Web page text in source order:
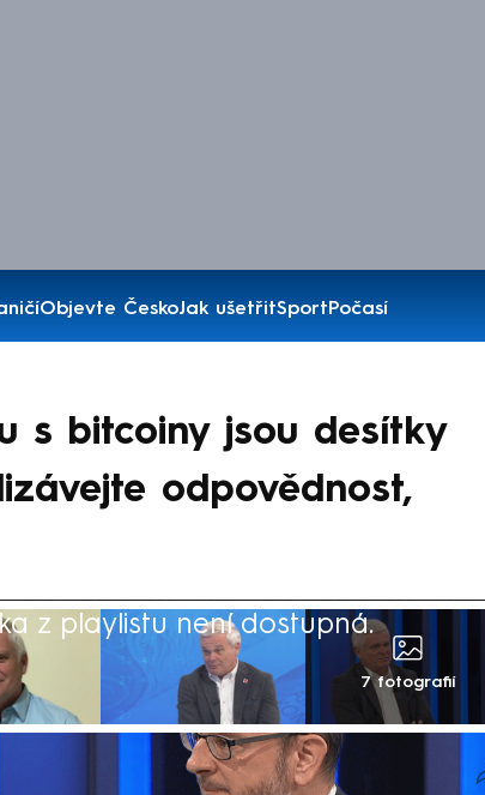
Objevte ČeskoJak ušetřitSportPočasí
s bitcoiny jsou desítky
odpovědnost,
z playlistu není dostupná.
7 fotografií